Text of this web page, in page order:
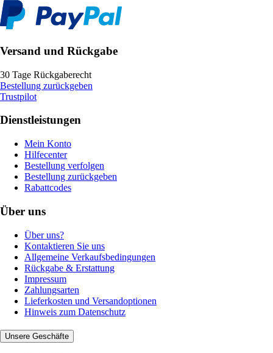
Versand und Rückgabe
30 Tage Rückgaberecht
Bestellung zurückgeben
Trustpilot
Dienstleistungen
Mein Konto
Hilfecenter
Bestellung verfolgen
Bestellung zurückgeben
Rabattcodes
Über uns
Über uns?
Kontaktieren Sie uns
Allgemeine Verkaufsbedingungen
Rückgabe & Erstattung
Impressum
Zahlungsarten
Lieferkosten und Versandoptionen
Hinweis zum Datenschutz
Unsere Geschäfte